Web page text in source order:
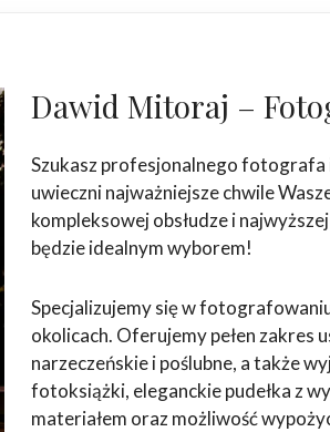
Dawid Mitoraj –
Szukasz profesjonalnego
uwieczni najważniejsze chwile
kompleksowej obsłudze i
będzie idealnym wyborem!
Specjalizujemy się w
okolicach. Oferujemy pełen zakres
narzeczeńskie i poślubne, a także
fotoksiążki, eleganckie pudełka z
materiałem oraz możliwość